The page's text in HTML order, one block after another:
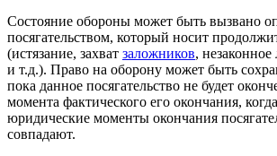
Состояние обороны может быть вызвано
посягательством, который носит
(истязание, захват заложников,
и т.д.). Право на оборону может быть
пока данное посягательство не будет
момента фактического его окончания,
юридические моменты окончания
совпадают.